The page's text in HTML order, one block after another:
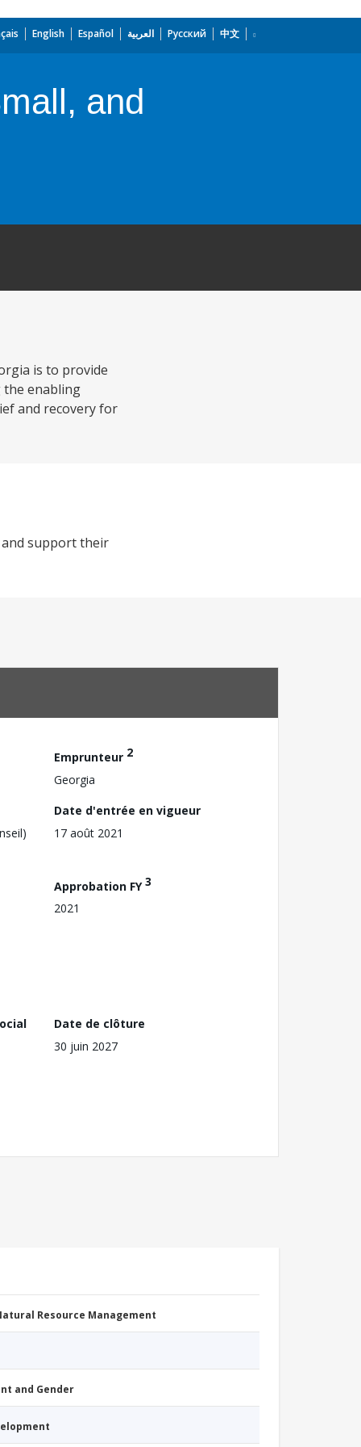
English Español العربية Русский 中文
and
is to provide
the enabling
and recovery for
and support their
Emprunteur 2
Georgia
Date d'entrée en vigueur
17 août 2021
Approbation FY3
2021
Date de clôture
30 juin 2027
Resource Management
and Gender